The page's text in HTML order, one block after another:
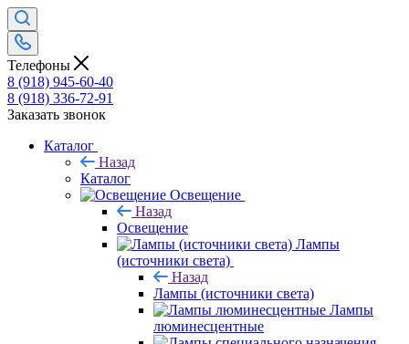
Телефоны
8 (918) 945-60-40
8 (918) 336-72-91
Заказать звонок
Каталог
Назад
Каталог
Освещение
Назад
Освещение
Лампы
(источники света)
Назад
Лампы (источники света)
Лампы
люминесцентные